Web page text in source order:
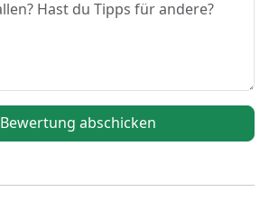
Bewertung abschicken